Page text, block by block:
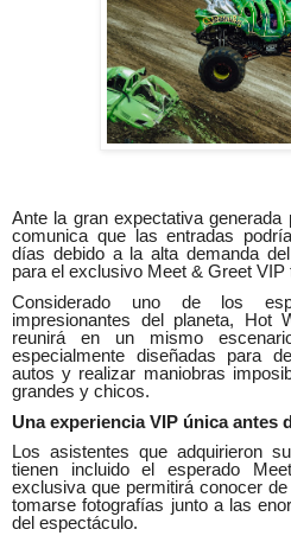
Ante la gran expectativa
comunica que las entradas
días debido a la alta demanda
para el exclusivo Meet & Greet
Considerado uno de los
impresionantes del planeta, Hot
reunirá en un mismo
especialmente diseñadas para
autos y realizar maniobras
grandes y chicos.
Una experiencia VIP única antes
Los asistentes que adquirieron
tienen incluido el esperado
exclusiva que permitirá conocer
tomarse fotografías junto a las
del espectáculo.